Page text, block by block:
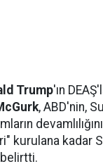
Trump'ın
, ABD'nin,
kurulana kadar